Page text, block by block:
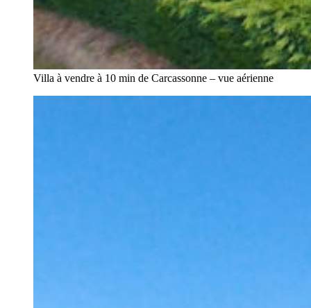
Villa à vendre à 10 min de Carcassonne – vue aérienne